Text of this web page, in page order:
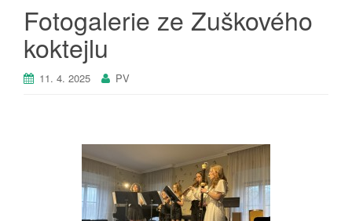
Fotogalerie ze Zuškového
koktejlu
11. 4. 2025 PV